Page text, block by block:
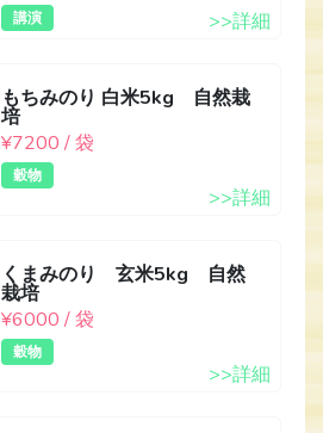
講演 >>詳細
もちみのり 白米5kg 自然栽
培
¥7200 / 袋
穀物
>>詳細
くまみのり 玄米5kg 自然
栽培
¥6000 / 袋
穀物
>>詳細